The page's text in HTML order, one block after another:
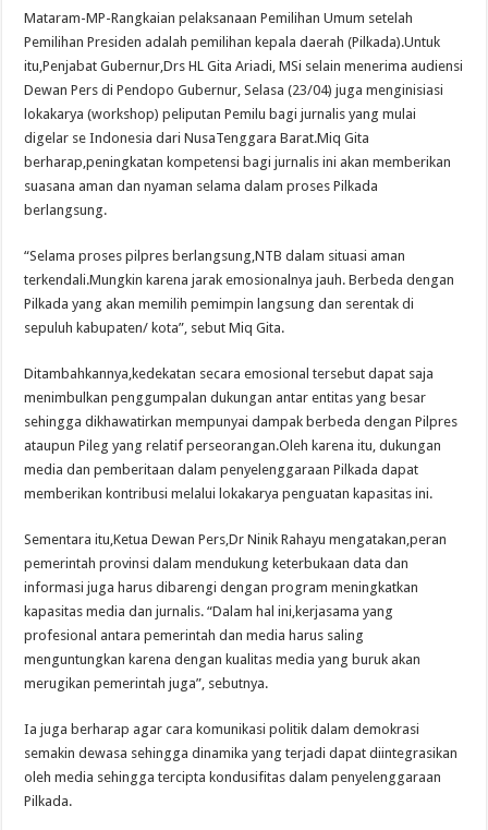
dan
Dewan
Pers
KickOff
Workshop
Pemilu
2024
Mataram-MP-Rangkaian pelaksanaan Pemilihan Umum setelah
Pemilihan Presiden adalah pemilihan kepala daerah (Pilkada).Untuk
itu,Penjabat Gubernur,Drs HL Gita Ariadi, MSi selain menerima audiensi
Dewan Pers di Pendopo Gubernur, Selasa (23/04) juga menginisiasi
lokakarya (workshop) peliputan Pemilu bagi jurnalis yang mulai
digelar se Indonesia dari NusaTenggara Barat.Miq Gita
berharap,peningkatan kompetensi bagi jurnalis ini akan memberikan
suasana aman dan nyaman selama dalam proses Pilkada
berlangsung.
“Selama proses pilpres berlangsung,NTB dalam situasi aman
terkendali.Mungkin karena jarak emosionalnya jauh. Berbeda dengan
Pilkada yang akan memilih pemimpin langsung dan serentak di
sepuluh kabupaten/ kota”, sebut Miq Gita.
Ditambahkannya,kedekatan secara emosional tersebut dapat saja
menimbulkan penggumpalan dukungan antar entitas yang besar
sehingga dikhawatirkan mempunyai dampak berbeda dengan Pilpres
ataupun Pileg yang relatif perseorangan.Oleh karena itu, dukungan
media dan pemberitaan dalam penyelenggaraan Pilkada dapat
memberikan kontribusi melalui lokakarya penguatan kapasitas ini.
Sementara itu,Ketua Dewan Pers,Dr Ninik Rahayu mengatakan,peran
pemerintah provinsi dalam mendukung keterbukaan data dan
informasi juga harus dibarengi dengan program meningkatkan
kapasitas media dan jurnalis. “Dalam hal ini,kerjasama yang
profesional antara pemerintah dan media harus saling
menguntungkan karena dengan kualitas media yang buruk akan
merugikan pemerintah juga”, sebutnya.
Ia juga berharap agar cara komunikasi politik dalam demokrasi
semakin dewasa sehingga dinamika yang terjadi dapat diintegrasikan
oleh media sehingga tercipta kondusifitas dalam penyelenggaraan
Pilkada.